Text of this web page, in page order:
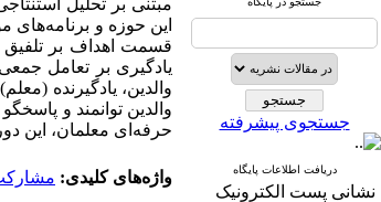
جستجوی پیشرفته
دریافت اطلاعات پایگاه
نشانی پست الکترونیک
مبتنی بر تحلیل
این حوزه و
قسمت اهداف بر
یادگیری بر تعامل
والدین، یادگیرنده
والدین توانمند و
حرفه‌‏ای معلمان، این
واژه‌های کلیدی: